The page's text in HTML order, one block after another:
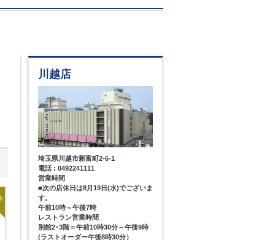
川越店
埼玉県川越市新富町2-6-1
電話 : 0492241111
営業時間
■次の店休日は8月19日(水)でございま
す。
午前10時～午後7時
レストラン営業時間
別館2･3階＝午前10時30分～午後9時
(ラストオーダー午後8時30分）